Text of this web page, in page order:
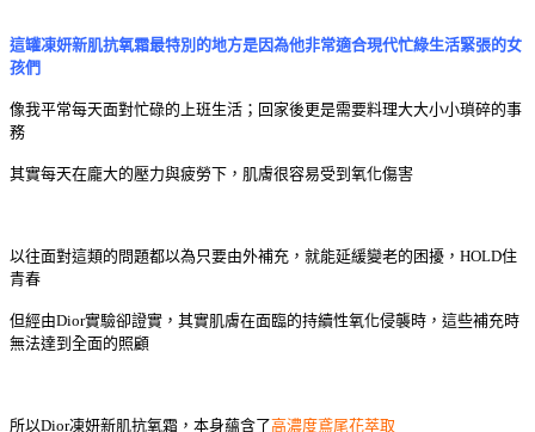
這罐凍妍新肌抗氧霜最特別的地方是因為他非常適合現代忙綠生活緊張的女
孩們
像我平常每天面對忙碌的上班生活；回家後更是需要料理大大小小瑣碎的事
務
其實每天在龐大的壓力與疲勞下，肌膚很容易受到氧化傷害
以往面對這類的問題都以為只要由外補充，就能延緩變老的困擾，HOLD住
青春
但經由Dior實驗卻證實，其實肌膚在面臨的持續性氧化侵襲時，這些補充時
無法達到全面的照顧
所以Dior凍妍新肌抗氧霜，本身蘊含了高濃度鳶尾花萃取